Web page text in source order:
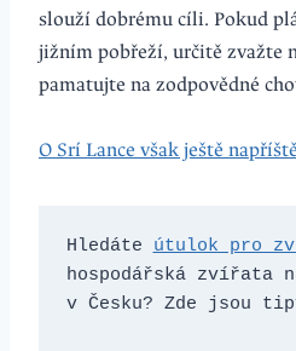
slouží dobrému cíli. Pokud
jižním pobřeží, určitě zvažte
pamatujte na zodpovědné
O Srí Lance však ještě
Hledáte útulok pro
hospodářská zvířata
v Česku? Zde jsou